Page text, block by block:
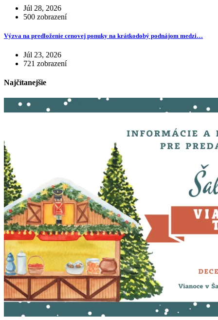
Júl 28, 2026
500 zobrazení
Výzva na predloženie cenovej ponuky na krátkodobý podnájom medzi…
Júl 23, 2026
721 zobrazení
Najčítanejšie